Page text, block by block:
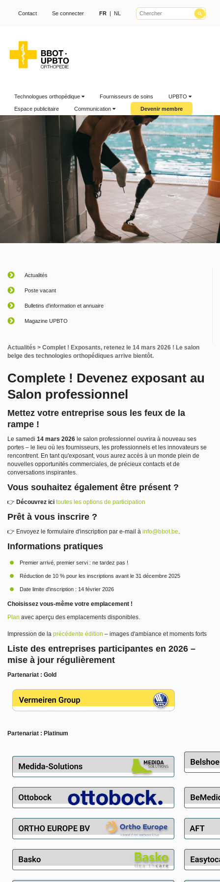
Contact Se connecter FR | NL
Technologues orthopédique Fournisseurs de soins UPBTO
Espace publicitaire Communication Devenir membre
Actualités
Poste vacant
Bulletins d'information et annuaire
Magazine UPBTO
Actualités > Complet ! Exposants, retenez le 14 mars 2026 ! Le salon
belge des technologies orthopédiques arrive bientôt.
Complete ! Devenez exposant au
Salon professionnel
Mettez votre entreprise sous les feux de la
rampe !
Le samedi 14 mars 2026 le salon professionnel ouvrira à nouveau ses
portes – le lieu où les fournisseurs, les professionnels et les innovateurs se
rencontrent. En tant qu'exposant, vous aurez accès à un monde plein de
nouvelles opportunités commerciales, de précieux contacts et de
conversations inspirantes.
Vous souhaitez également être présent ?
👉 Découvrez ici toutes les options de participation
Prêt à vous inscrire ?
👉 Envoyez le formulaire d'inscription par e-mail à info@bbot.be.
Informations pratiques
Premier arrivé , premier servi : ne tardez pas !
Réduction de 10 % pour les inscriptions avant le 31 décembre 2025
Date limite d'inscription : 14 février 2026
Choisissez vous-même votre emplacement !
Plan avec aperçu des emplacements disponibles.
mpression de la précédente édition – images d'ambiance et moments forts
Liste des entreprises participantes en 2026 –
mise à jour régulièrement
Partenariat : Gold
Partenariat : Platinum